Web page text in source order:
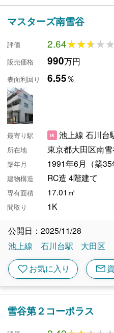
マスターズ南雪谷
評価 2.64★★★★★
★★★★★
販売価格 990万円
表面利回り 6.55％
最寄り駅 池上線 石川台
所在地 東京都大田区南
築年月 1991年6月（築35
建物構造 RC造 4階建て
専有面積 17.01㎡
間取り 1K
公開日：2025/11/28
池上線
石川台駅 大田区
favoriteお気に入り mail
雪谷第２コーポラス